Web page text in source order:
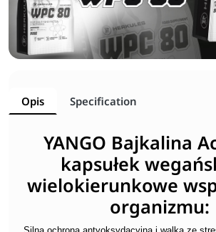
Opis Specification
YANGO Bajkalina
kapsułek
wielokierunkowe
organizmu: